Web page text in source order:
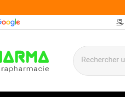
en ligne à votre service